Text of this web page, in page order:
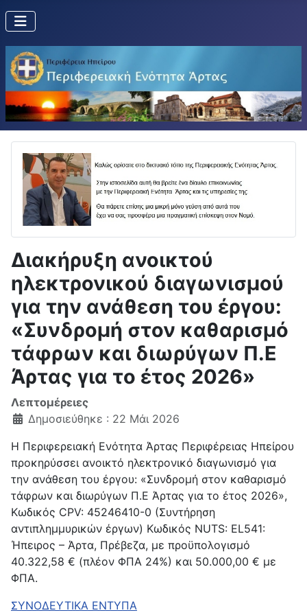
Διακήρυξη ανοικτού
ηλεκτρονικού διαγωνισμού
για την ανάθεση του έργου:
«Συνδρομή στον καθαρισμό
τάφρων και διωρύγων Π.Ε
Άρτας για το έτος 2026»
Λεπτομέρειες
Δημοσιεύθηκε : 22 Μάι 2026
Η Περιφερειακή Ενότητα Άρτας Περιφέρειας Ηπείρου
προκηρύσσει ανοικτό ηλεκτρονικό διαγωνισμό για
την ανάθεση του έργου: «Συνδρομή στον καθαρισμό
τάφρων και διωρύγων Π.Ε Άρτας για το έτος 2026»,
Κωδικός CPV: 45246410-0 (Συντήρηση
αντιπλημμυρικών έργων) Κωδικός ΝUTS: EL541:
Ήπειρος – Άρτα, Πρέβεζα, με προϋπολογισμό
40.322,58 € (πλέον ΦΠΑ 24%) και 50.000,00 € με
ΦΠΑ.
ΣΥΝΟΔΕΥΤΙΚΑ ΕΝΤΥΠΑ